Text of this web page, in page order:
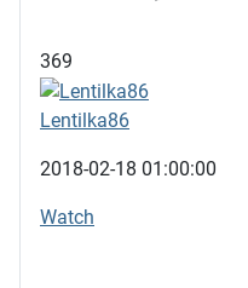
369
Lentilka86
2018-02-18 01:00:00
Watch